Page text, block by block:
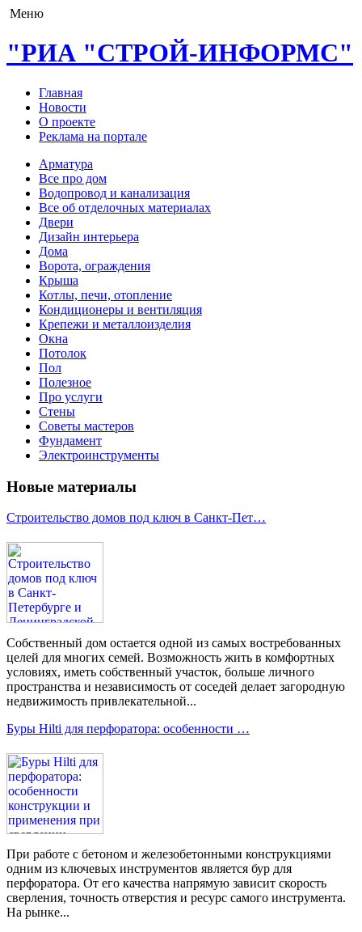
Меню
"РИА "СТРОЙ-ИНФОРМС"
Главная
Новости
О проекте
Реклама на портале
Арматура
Все про дом
Водопровод и канализация
Все об отделочных материалах
Двери
Дизайн интерьера
Дома
Ворота, ограждения
Крыша
Котлы, печи, отопление
Кондиционеры и вентиляция
Крепежи и металлоизделия
Окна
Потолок
Пол
Полезное
Про услуги
Стены
Советы мастеров
Фундамент
Электроинструменты
Новые материалы
Строительство домов под ключ в Санкт-Пет…
Собственный дом остается одной из самых востребованных
целей для многих семей. Возможность жить в комфортных
условиях, иметь собственный участок, больше личного
пространства и независимость от соседей делает загородную
недвижимость привлекательной...
Буры Hilti для перфоратора: особенности …
При работе с бетоном и железобетонными конструкциями
одним из ключевых инструментов является бур для
перфоратора. От его качества напрямую зависит скорость
сверления, точность отверстия и ресурс самого инструмента.
На рынке...